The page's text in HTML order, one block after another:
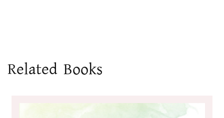
Related Books